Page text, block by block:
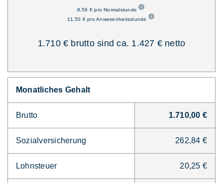
8,56 € pro Normalstunde
11,50 € pro Anwesenheitsstunde
1.710 € brutto sind ca. 1.427 € netto
Monatliches Gehalt
Brutto 1.710,00 €
Sozialversicherung 262,84 €
Lohnsteuer 20,25 €